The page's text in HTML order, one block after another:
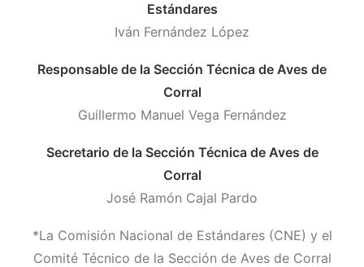
Estándares
Iván Fernández López
Responsable de la Sección Técnica de Aves de
Corral
Guillermo Manuel Vega Fernández
Secretario de la Sección Técnica de Aves de
Corral
José Ramón Cajal Pardo
*La Comisión Nacional de Estándares (CNE) y el
Comité Técnico de la Sección de Aves de Corral